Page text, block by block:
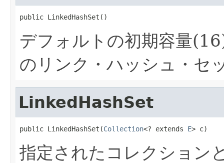
public LinkedHashSet()
デフォルトの初期容量
のリンク・ハッシュ・セ
LinkedHashSet
public LinkedHashSet(Collection<? extends E> c)
指定されたコレクション